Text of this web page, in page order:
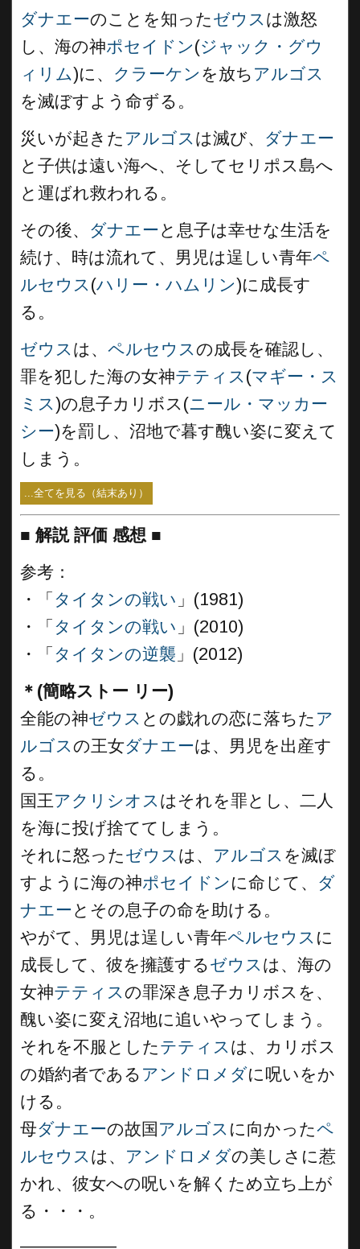
ダナエーのことを知ったゼウス は激怒
し、海の神ポセイドン(ジャック・グウ
ィリム)に、 クラーケン を放ち アルゴス
を滅ぼすよう命ずる。
災いが起きた アルゴス は滅び、 ダナエー
と子供は遠い海へ、そしてセリポス島へ
と運ばれ救われる。
その後、 ダナエーと息子は幸せな生活を
続け、時は流れて、男児は逞しい青年ペ
ルセウス (ハリー・ハムリン)に成長す
る。
ゼウス は、 ペルセウスの成長を確認し、
罪を犯した海の女神テティス (マギー・ス
ミス)の息子カリボス(ニール・マッカー
シー)を罰し、沼地で暮す醜い姿に変えて
しまう。
...全てを見る（結末あり）
■ 解説 評価 感想 ■
参考：
・「 タイタンの戦い 」(1981)
・「 タイタンの戦い 」(2010)
・「 タイタンの逆襲 」(2012)
＊(簡略ストー リー)
全能の神ゼウス との戯れの恋に落ちた ア
ルゴスの王女ダナエーは、男児を出産す
る。
国王アクリシオスはそれを罪とし、二人
を海に投げ捨ててしまう。
それに怒ったゼウスは、 アルゴス を滅ぼ
すように海の神ポセイドン に命じて、 ダ
ナエーとその息子の命を助ける。
やがて、男児は逞しい青年ペルセウス に
成長して、彼を擁護するゼウスは、海の
女神テティスの罪深き息子カリボスを、
醜い姿に変え沼地に追いやってしまう。
それを不服としたテティスは、カリボス
の婚約者である アンドロメダに呪いをか
ける。
母ダナエーの故国 アルゴス に向かったペ
ルセウスは、 アンドロメダの美しさに惹
かれ、彼女への呪いを解くため立ち上が
る・・・。